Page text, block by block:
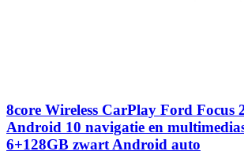
8core Wireless CarPlay Ford Focus
Android 10 navigatie en
6+128GB zwart Android auto